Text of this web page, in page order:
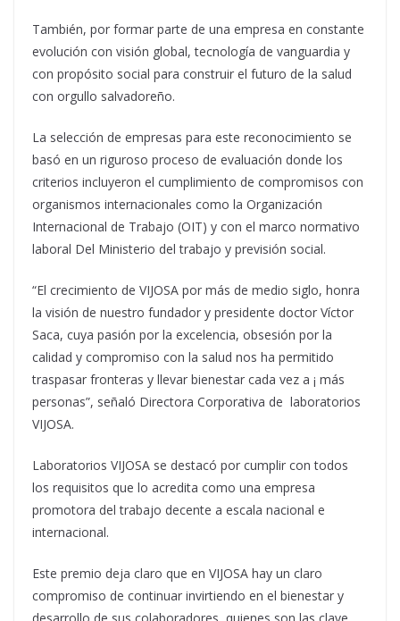
También, por formar parte de una empresa en constante
evolución con visión global, tecnología de vanguardia y
con propósito social para construir el futuro de la salud
con orgullo salvadoreño.
La selección de empresas para este reconocimiento se
basó en un riguroso proceso de evaluación donde los
criterios incluyeron el cumplimiento de compromisos con
organismos internacionales como la Organización
Internacional de Trabajo (OIT) y con el marco normativo
laboral Del Ministerio del trabajo y previsión social.
“El crecimiento de VIJOSA por más de medio siglo, honra
la visión de nuestro fundador y presidente doctor Víctor
Saca, cuya pasión por la excelencia, obsesión por la
calidad y compromiso con la salud nos ha permitido
traspasar fronteras y llevar bienestar cada vez a ¡ más
personas”, señaló Directora Corporativa de laboratorios
VIJOSA.
Laboratorios VIJOSA se destacó por cumplir con todos
los requisitos que lo acredita como una empresa
promotora del trabajo decente a escala nacional e
internacional.
Este premio deja claro que en VIJOSA hay un claro
compromiso de continuar invirtiendo en el bienestar y